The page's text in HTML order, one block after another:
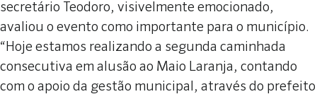
secretário Teodoro, visivelmente emocionado,
avaliou o evento como importante para o município.
“Hoje estamos realizando a segunda caminhada
consecutiva em alusão ao Maio Laranja, contando
com o apoio da gestão municipal, através do prefeito